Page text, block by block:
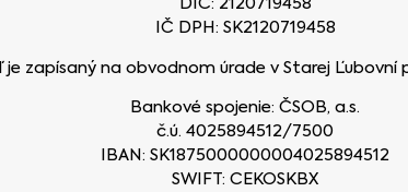
IČ DPH: SK2120719458
zapísaný na obvodnom úrade v Starej Ľubovní
Bankové spojenie: ČSOB, a.s.
č.ú. 4025894512/7500
IBAN: SK1875000000004025894512
SWIFT: CEKOSKBX